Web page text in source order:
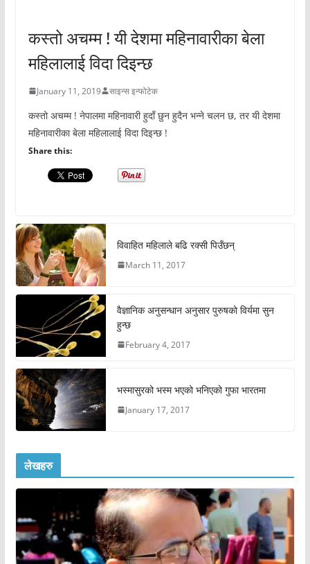
कस्तो अचम्म ! यी देशमा महिनावारीका बेला
महिलालाई विदा दिइन्छ
January 11, 2019 साइन्स इन्फोटेक
कस्तो अचम्म ! नेपालमा महिनावारी हुदाँ छुन हुदैन भन्ने चलन छ, तर यी देशमा
महिनावारीका बेला महिलालाई विदा दिइन्छ !
Share this:
विवाहित महिलाले बढि रक्सी पिउँछन्
March 11, 2017
वैज्ञानिक अनुसन्धान अनुसार पुरुषको विर्यमा सुन
हुन्छ
February 4, 2017
भस्मासुरको भस्म भएको भनिएको गुफा भारतमा
January 17, 2017
लेखहरु